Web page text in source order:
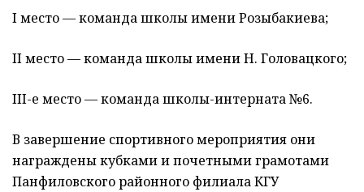
​І место — команда школы имени Розыбакиева;
​ІІ место — команда школы имени Н. Головацкого;
​ІІІ-е место — команда школы-интерната №6.
​В завершение спортивного мероприятия они
награждены кубками и почетными грамотами
Панфиловского районного филиала КГУ